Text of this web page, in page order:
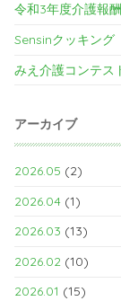
令和3年度介護報酬
Sensinクッキング
みえ介護コンテス
アーカイブ
2026.05 (2)
2026.04 (1)
2026.03 (13)
2026.02 (10)
2026.01 (15)